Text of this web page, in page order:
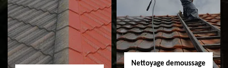
Nettoyage et
ravalement de
façade 31
Isolation toiture 31
Nettoyage demoussage